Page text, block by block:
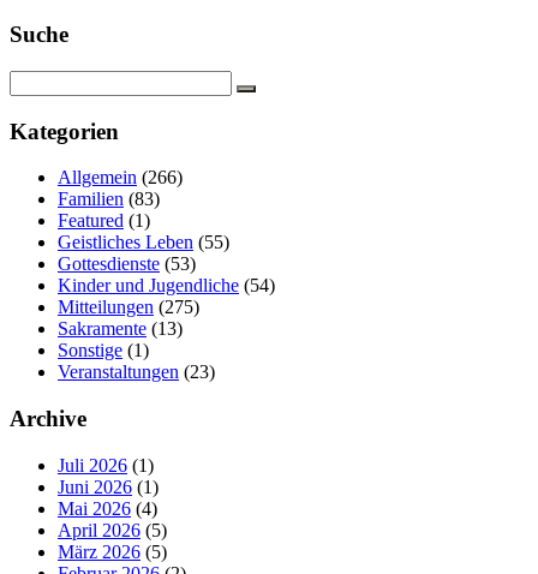
Suche
Kategorien
Allgemein (266)
Familien (83)
Featured (1)
Geistliches Leben (55)
Gottesdienste (53)
Kinder und Jugendliche (54)
Mitteilungen (275)
Sakramente (13)
Sonstige (1)
Veranstaltungen (23)
Archive
Juli 2026 (1)
Juni 2026 (1)
Mai 2026 (4)
April 2026 (5)
März 2026 (5)